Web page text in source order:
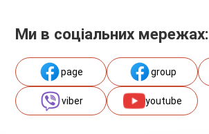
Ми в соціальних мережах:
page group
viber youtube